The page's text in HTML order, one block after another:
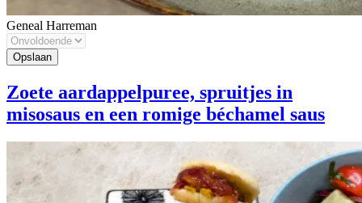
Geneal Harreman
Zoete aardappelpuree, spruitjes in
misosaus en een romige béchamel saus